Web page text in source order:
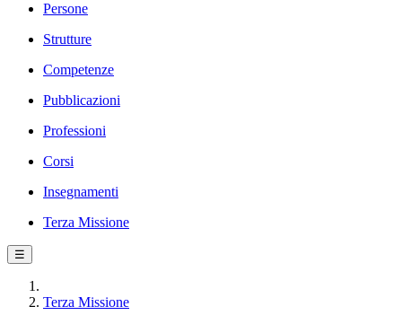
Persone
Strutture
Competenze
Pubblicazioni
Professioni
Corsi
Insegnamenti
Terza Missione
☰
Terza Missione